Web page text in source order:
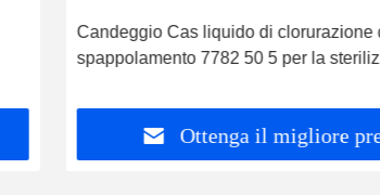
Candeggio Cas liquido di clorurazione
spappolamento 7782 50 5 per la
Ottenga il migliore